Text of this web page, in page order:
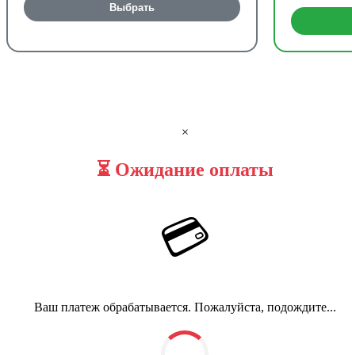
Выбрать
×
⏳ Ожидание оплаты
💳
Ваш платеж обрабатывается. Пожалуйста, подождите...